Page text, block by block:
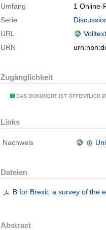
Umfang
1 Online-
Serie
URL
Volltext
URN
Zugänglichkeit
DAS DOKUMENT IST ÖFFENTLICH
Links
Nachweis
Dateien
B for Brexit: a survey of the
Abstract